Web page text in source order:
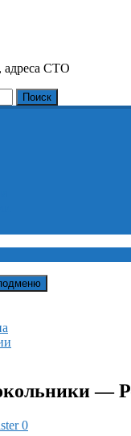
адреса СТО
Поиск
—
0